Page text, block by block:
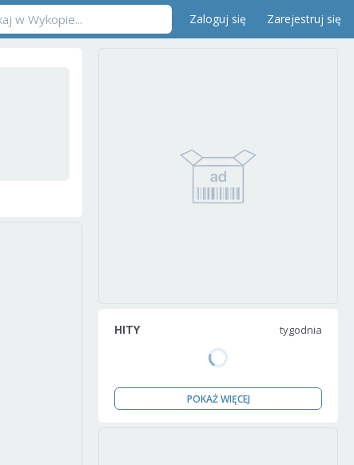
Zaloguj się Zarejestruj się
HITY tygodnia
POKAŻ WIĘCEJ